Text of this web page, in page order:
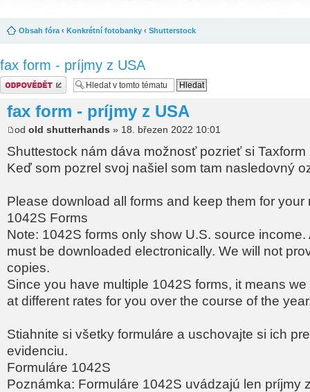
Obsah fóra ‹ Konkrétní fotobanky ‹ Shutterstock
fax form - príjmy z USA
Odeslat odpověď
fax form - príjmy z USA
od old shutterhands » 18. březen 2022 10:01
Shuttestock nám dáva možnosť pozrieť si Taxform
Keď som pozrel svoj našiel som tam nasledovný
Please download all forms and keep them for your
1042S Forms
Note: 1042S forms only show U.S. source income.
must be downloaded electronically. We will not
copies.
Since you have multiple 1042S forms, it means
at different rates for you over the course of the
Stiahnite si všetky formuláre a uschovajte si ich
evidenciu.
Formuláre 1042S
Poznámka: Formuláre 1042S uvádzajú len príjmy